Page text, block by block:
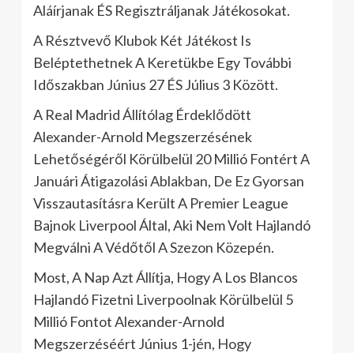
Aláírjanak ÉS Regisztráljanak Játékosokat.
A Résztvevő Klubok Két Játékost Is
Beléptethetnek A Keretükbe Egy További
Időszakban Június 27 ÉS Július 3 Között.
A Real Madrid Állítólag Érdeklődött
Alexander-Arnold Megszerzésének
Lehetőségéről Körülbelül 20 Millió Fontért A
Januári Átigazolási Ablakban, De Ez Gyorsan
Visszautasításra Került A Premier League
Bajnok Liverpool Által, Aki Nem Volt Hajlandó
Megválni A Védőtől A Szezon Közepén.
Most, A Nap Azt Állítja, Hogy A Los Blancos
Hajlandó Fizetni Liverpoolnak Körülbelül 5
Millió Fontot Alexander-Arnold
Megszerzéséért Június 1-jén, Hogy